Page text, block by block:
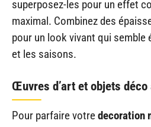
superposez-les pour un effet
maximal. Combinez des
pour un look vivant qui semble
et les saisons.
Œuvres d’art et objets déco
Pour parfaire votredecoration